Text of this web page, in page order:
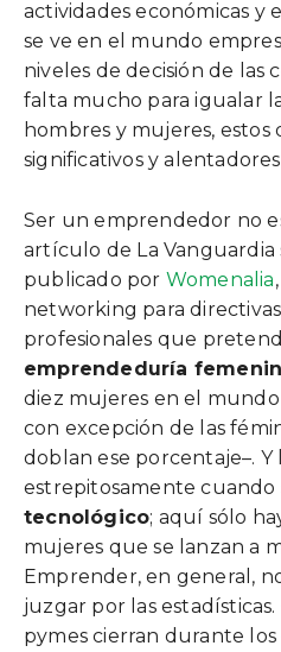
actividades económicas y
se ve en el mundo
niveles de decisión de las
falta mucho para igualar
hombres y mujeres, estos
significativos y
Ser un emprendedor no
artículo de La Vanguardia
publicado por Womenalia
networking para
profesionales que
emprendeduría
diez mujeres en el
con excepción de las
doblan ese porcentaje–. Y
estrepitosamente cuando
tecnológico; aquí sólo
mujeres que se lanzan a
Emprender, en general,
juzgar por las
pymes cierran durante